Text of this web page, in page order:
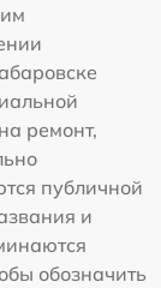
ремонт,
публичной
и
обозначить